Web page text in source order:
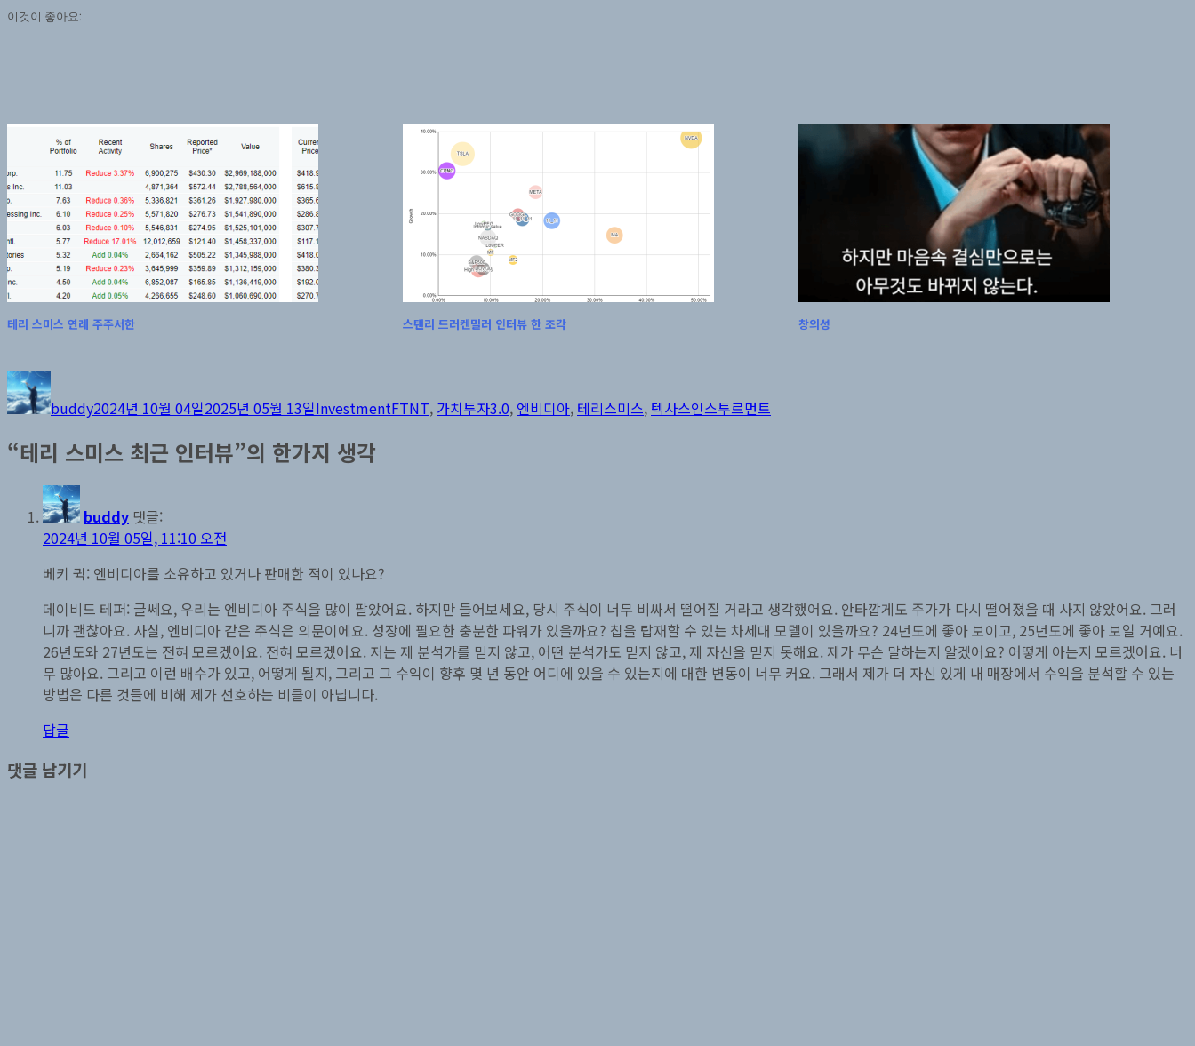
이것이 좋아요:
테리 스미스 연례 주주서한 스탠리 드러켄밀러 인터뷰 한 조각 창의성
글
쓴
이
buddy성
일
자
2024년 10월 04일2025년 05월 13일테
고
리
Investment그
FTNT, 가치투자3.0, 엔비디아, 테리스미스, 텍사스인스투르먼트
“테리 스미스 최근 인터뷰”의 한가지 생각
buddy 댓글:
2024년 10월 05일, 11:10 오전
베키 퀵: 엔비디아를 소유하고 있거나 판매한 적이 있나요?
데이비드 테퍼: 글쎄요, 우리는 엔비디아 주식을 많이 팔았어요. 하지만 들어보세요, 당시 주식이 너무 비싸서 떨어질 거라고 생각했어요. 안타깝게도 주가가 다시 떨어졌을 때 사지 않았어요. 그러
니까 괜찮아요. 사실, 엔비디아 같은 주식은 의문이에요. 성장에 필요한 충분한 파워가 있을까요? 칩을 탑재할 수 있는 차세대 모델이 있을까요? 24년도에 좋아 보이고, 25년도에 좋아 보일 거예요.
26년도와 27년도는 전혀 모르겠어요. 전혀 모르겠어요. 저는 제 분석가를 믿지 않고, 어떤 분석가도 믿지 않고, 제 자신을 믿지 못해요. 제가 무슨 말하는지 알겠어요? 어떻게 아는지 모르겠어요. 너
무 많아요. 그리고 이런 배수가 있고, 어떻게 될지, 그리고 그 수익이 향후 몇 년 동안 어디에 있을 수 있는지에 대한 변동이 너무 커요. 그래서 제가 더 자신 있게 내 매장에서 수익을 분석할 수 있는
방법은 다른 것들에 비해 제가 선호하는 비클이 아닙니다.
답글
댓글 남기기